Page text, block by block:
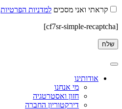
קראתי ואני מסכים למדניות הפרטיות
[cf7sr-simple-recaptcha]
אודותינו
מי אנחנו
חזון ואסטרטגיה
דירקטוריון החברה